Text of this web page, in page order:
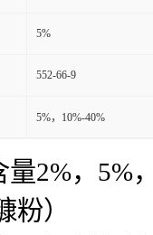
5%
552-66-9
5%，10%-40%
2%，5%
）